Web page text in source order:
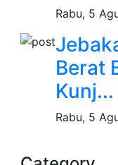
Rabu, 5
Berat
Kunj...
Rabu, 5